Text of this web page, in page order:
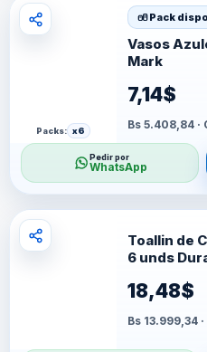
Packs: x6
Pack
Vasos
Mark
7,14$
Bs 5.408,84 ·
Pedir por
WhatsApp
Toallin de
6 unds
18,48$
Bs 13.999,34